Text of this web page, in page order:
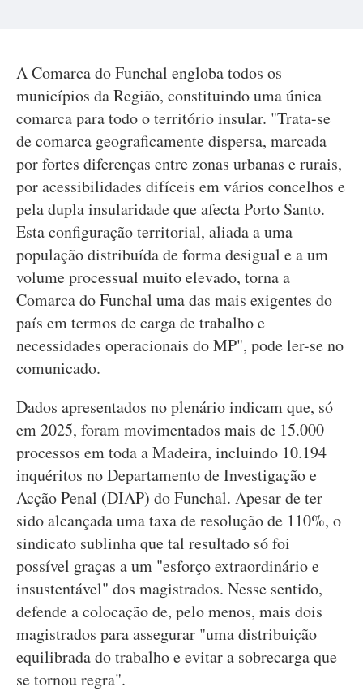
A Comarca do Funchal engloba todos os
municípios da Região, constituindo uma única
comarca para todo o território insular. "Trata-se
de comarca geograficamente dispersa, marcada
por fortes diferenças entre zonas urbanas e rurais,
por acessibilidades difíceis em vários concelhos e
pela dupla insularidade que afecta Porto Santo.
Esta configuração territorial, aliada a uma
população distribuída de forma desigual e a um
volume processual muito elevado, torna a
Comarca do Funchal uma das mais exigentes do
país em termos de carga de trabalho e
necessidades operacionais do MP", pode ler-se no
comunicado.
Dados apresentados no plenário indicam que, só
em 2025, foram movimentados mais de 15.000
processos em toda a Madeira, incluindo 10.194
inquéritos no Departamento de Investigação e
Acção Penal (DIAP) do Funchal. Apesar de ter
sido alcançada uma taxa de resolução de 110%, o
sindicato sublinha que tal resultado só foi
possível graças a um "esforço extraordinário e
insustentável" dos magistrados. Nesse sentido,
defende a colocação de, pelo menos, mais dois
magistrados para assegurar "uma distribuição
equilibrada do trabalho e evitar a sobrecarga que
se tornou regra".